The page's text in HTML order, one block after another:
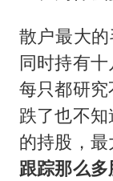
散户最大
同时持有十
每只都研究
跌了也不
的持股，
跟踪那么